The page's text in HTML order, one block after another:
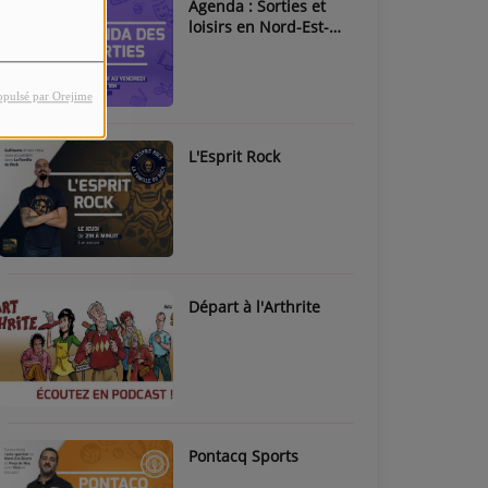
par Orejime
Agenda : Sorties et
loisirs en Nord-Est-
L'Esprit Rock
Départ à l'Arthrite
Pontacq Sports